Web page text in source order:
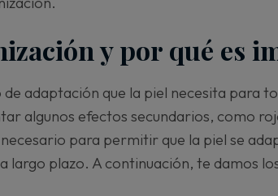
y por qué es
adaptación que la piel necesita para
algunos efectos secundarios, como
para permitir que la piel se
largo plazo. A continuación, te damos